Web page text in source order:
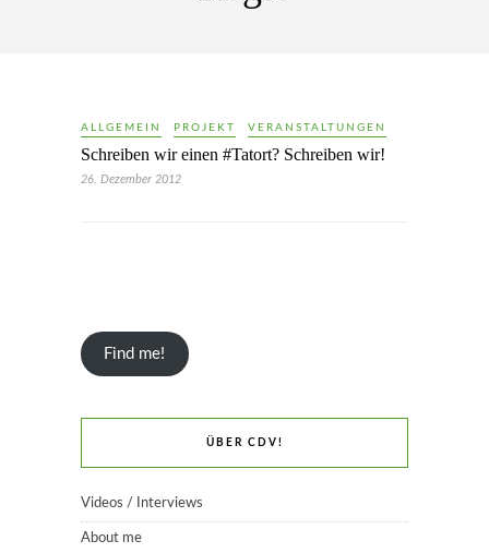
ALLGEMEIN PROJEKT VERANSTALTUNGEN
Schreiben wir einen #Tatort? Schreiben wir!
26. Dezember 2012
Find me!
ÜBER CDV!
Videos / Interviews
About me